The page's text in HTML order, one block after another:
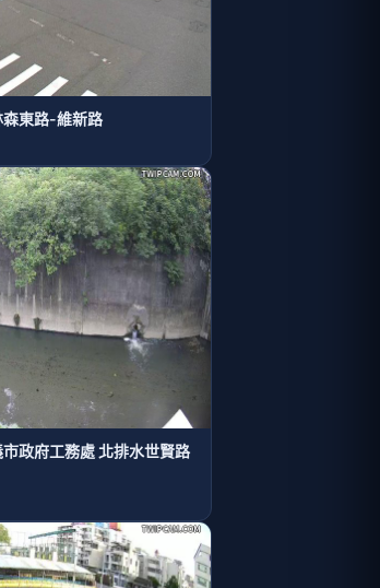
森東路-維新路
政府工務處 北排水世賢路